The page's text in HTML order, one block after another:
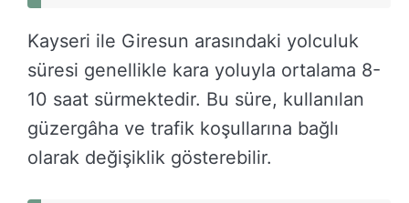
Kayseri ile Giresun arasındaki yolculuk
süresi genellikle kara yoluyla ortalama 8-
10 saat sürmektedir. Bu süre, kullanılan
güzergâha ve trafik koşullarına bağlı
olarak değişiklik gösterebilir.